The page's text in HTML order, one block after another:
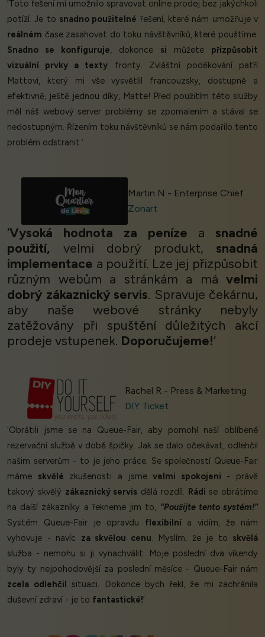
‘Toto řešení mi umožnilo spravovat online prodej bez jakýchkoli
potíží. Je to snadno použitelné řešení, které nám umožňuje v
reálném čase zasahovat do toku návštěvníků, které pouštíme.
Snadno se konfiguruje, dokonce si můžete přizpůsobit
vizuální prvky a texty fronty. Zvláštní poděkování patří
Mattovi, který mi vše vysvětlil francouzsky, dostupně a
efektivně, ještě jednou díky, Matte! Před použitím této služby
měl náš webový server problémy se zpomalením a stával se
nedostupným. Řízením toku návštěvníků se nám podařilo tento
problém odstranit.’
Martin N - Enterprise Chief
Zonart
‘Vysoká hodnota za peníze a snadné
použití, velmi dobrý produkt, snadná
implementace a použití. Lze jej přizpůsobit
různým webům a stránkám a má velmi
dobrý zákaznický servis. Spravuje čekárnu,
aby naše webové stránky nebyly
zatěžovány při spuštění důležitých akcí
prodeje vstupenek. Doporučujeme!’
Rachel R - Press & Marketing
DIY Ticket
‘Obrátili jsme se na Queue-Fair, aby pomohl naší oblíbené
rezervační službě v době špičky. Jak se dalo očekávat, odlehčil
našim serverům - to je jeho práce. Se společností Queue-Fair
máme skvělé zkušenosti a jsmevelmi spokojeni - právě
takový skvělý zákaznický servis dělá rozdíl. Rádi se obrátíme
na další zákazníky a řekneme jim to, "Použijte tento systém!"
Systém Queue-Fair je opravdu flexibilnía vidím, že nám
vyhovuje - navíc za skvělou cenu. Myslím, že je to skvělá
služba - nemohu si ji vynachválit. Moje poslední dva víkendy
byly ty nejpohodovější za poslední měsíce - Queue-Fair nám
zcela odlehčil situaci. Dokonce bych řekl, že mi zachránila
duševní zdraví - je to fantastické!’